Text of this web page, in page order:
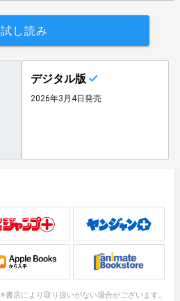
試し読み
デジタル版
2026年3月4日発売
※書店により取り扱いがない場合がございます。